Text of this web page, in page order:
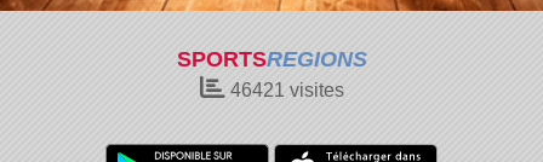
SPORTSREGIONS
46421 visites